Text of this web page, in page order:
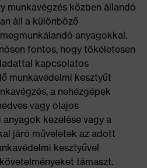
munkavégzés közben állandó
áll a különböző
anyagokkal.
fontos, hogy tökéletesen
kapcsolatos
munkavédelmi kesztyűt
a nehézgépek
vagy olajos
kezelése vagy a
járó műveletek az adott
kesztyűvel
támaszt.